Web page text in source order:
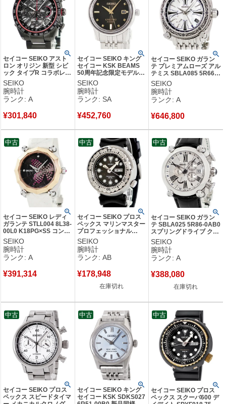
セイコー SEIKO アスト
ロン オリジン 新型 シビ
ック タイプR コラボレー
ション SBXY047 8B92-
0BD0 限定 メンズ 腕時計
クオーツ ブラック 【中
古】中古美品
SEIKO
腕時計
ランク: A
¥301,840
セイコー SEIKO キング
セイコー KSK BEAMS
50周年記念限定モデル
SDKA025 6L35-00L0 新
品同様 デイト メンズ 腕
時計自動巻き ブラック
【中古】新品同様品
SEIKO
腕時計
ランク: SA
¥452,760
セイコー SEIKO ガラン
テ プレミアムローズ アル
テミス SBLA085 5R66-
0BB0 スプリングドライ
ブ シェル メンズ 腕時計
自動巻き ホワイト 【中
古】中古美品
SEIKO
腕時計
ランク: A
¥646,800
セイコー SEIKO レディ
ガランテ STLL004 8L38-
00L0 K18PG×SS コンビ
純正ダイヤ ルビー スワ
ロフスキー レディース
腕時計自動巻き ブラック
【中古】中古美品
SEIKO
腕時計
ランク: A
¥391,314
中古
セイコー SEIKO プロス
ペックス マリンマスター
プロフェッショナル
300m SBBN007 7C46-
7011 デイデイト メンズ
腕時計クオーツ ブラック
【中古】中古品
SEIKO
腕時計
ランク: AB
¥178,948
在庫切れ
中古
セイコー SEIKO ガラン
テ SBLA025 5R86-0AB0
スプリングドライブ クロ
ノグラフ GMT パワーリ
ザーブ表示 メンズ 腕時計
自動巻き シルバー 【中
古】中古美品
SEIKO
腕時計
ランク: A
¥388,080
在庫切れ
中古
セイコー SEIKO プロス
ペックス スピードタイマ
中古
セイコー SEIKO キング
セイコー KSK SDKS027
中古
セイコー SEIKO プロス
ペックス スクーバ600 デ
中古